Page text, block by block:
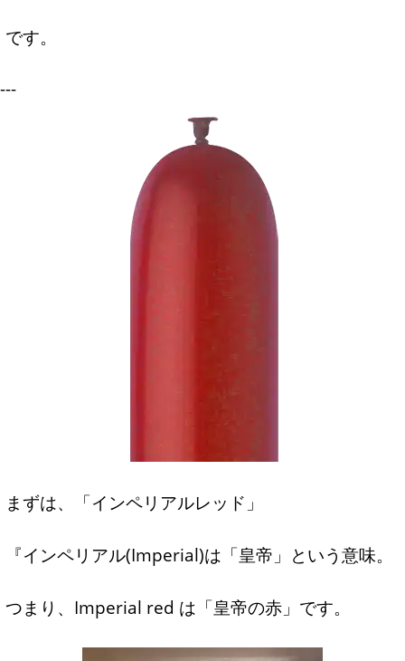
です。
---
まずは、「インペリアルレッド」
『インペリアル(Imperial)は「皇帝」という意味。
つまり、Imperial red は「皇帝の赤」です。